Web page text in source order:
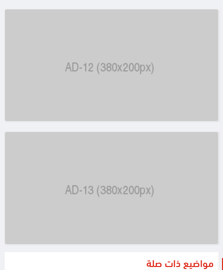
مواضيع ذات صلة